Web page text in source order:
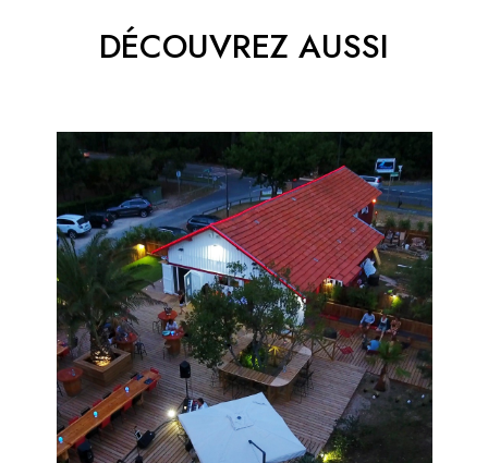
DÉCOUVREZ AUSSI